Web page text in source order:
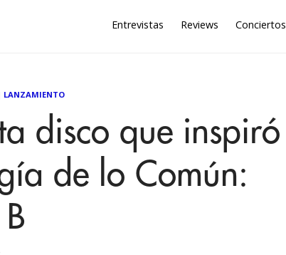
Entrevistas Reviews Conciertos
LANZAMIENTO
disco que inspiró
de lo Común: